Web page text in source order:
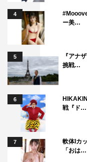
4
ー美…
5
『アナ
挑戦…
6
戦『ド…
7
軟体Iカ
「おは…